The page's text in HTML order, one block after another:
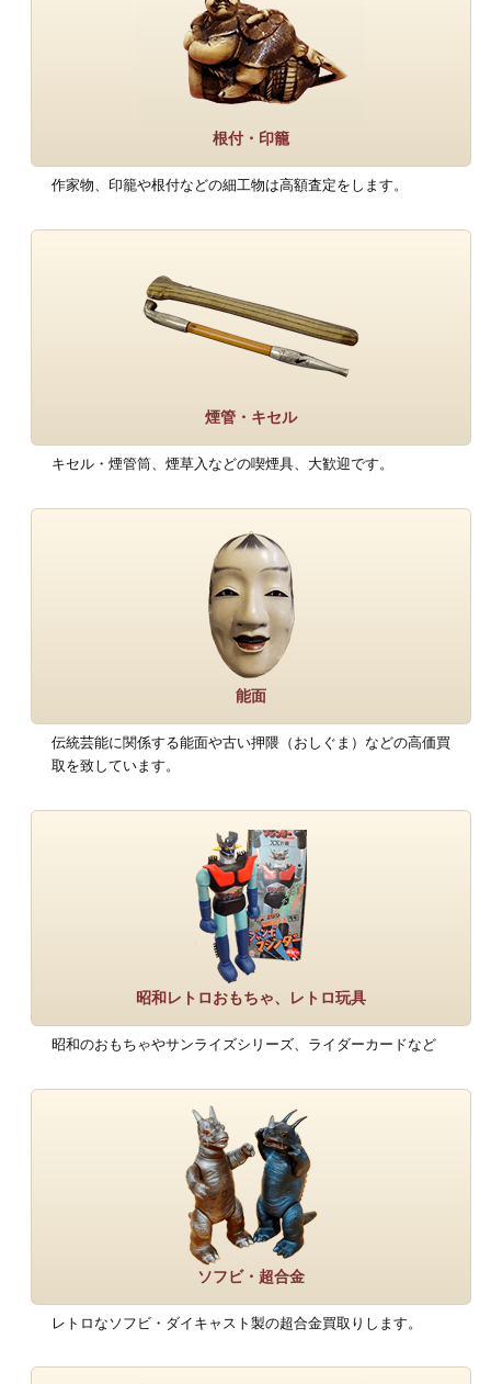
根付・印籠
作家物、印籠や根付などの細工物は高額査定をします。
煙管・キセル
キセル・煙管筒、煙草入などの喫煙具、大歓迎です。
能面
伝統芸能に関係する能面や古い押隈（おしぐま）などの高価買
取を致しています。
昭和レトロおもちゃ、レトロ玩具
昭和のおもちゃやサンライズシリーズ、ライダーカードなど
ソフビ・超合金
レトロなソフビ・ダイキャスト製の超合金買取りします。